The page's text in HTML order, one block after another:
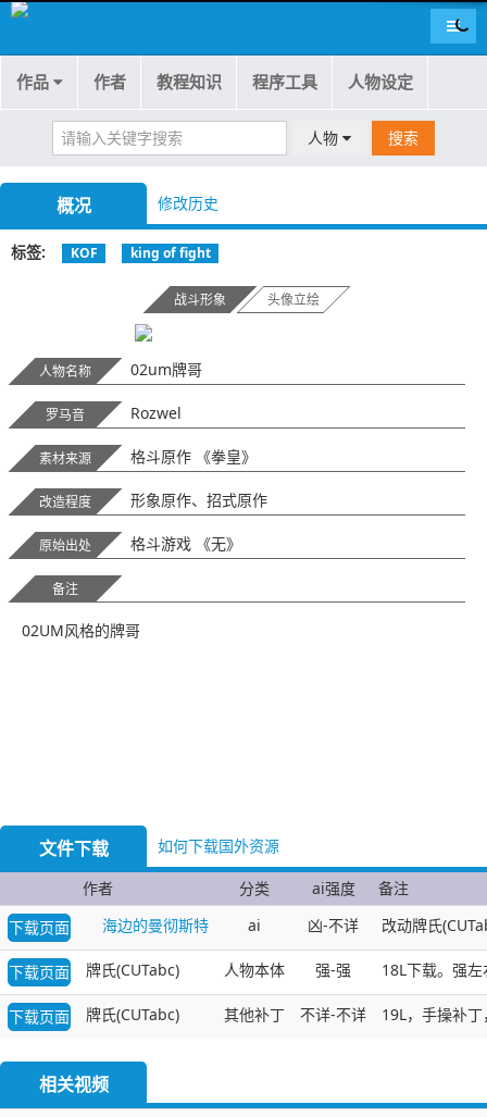
导航
作品 作者 教程知识 程序工具 人物设定
人物 搜索
概况 修改历史
标签 KOF king of fight
战斗形象 头像立绘
人物名称 02um牌哥
罗马音 Rozwel
素材来源 格斗原作 《拳皇》
改造程度 形象原作、招式原作
原始出处 格斗游戏 《无》
备注
02UM风格的牌哥
文件下载 如何下载国外资源
作者 分类 ai强度
备注
下载页面
海边的曼彻斯特 ai 凶-不详 改动牌氏
下载页面 牌氏(CUTabc) 人物本体 强-强 18L下载。强左
下载页面 牌氏(CUTabc) 其他补丁 不详-不详 19L，手操补
相关视频